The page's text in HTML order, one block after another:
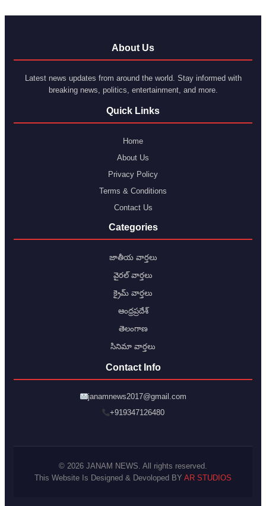
About Us
Latest news updates from around the world. Stay informed with
breaking news, politics, entertainment, and more.
Quick Links
Home
About Us
Privacy Policy
Terms & Conditions
Contact Us
Categories
జాతీయ వార్తలు
వైరల్ వార్తలు
క్రైమ్ వార్తలు
ఆంధ్రప్రదేశ్
తెలంగాణ
సినిమా వార్తలు
Contact Info
janamnews2017@gmail.com
+919347126480
© 2026 JANAM NEWS. All rights reserved.
This Website Is Designed & Devoloped BY AR STUDIOS